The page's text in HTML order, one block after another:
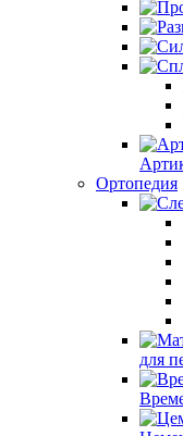
Ортопедия
для